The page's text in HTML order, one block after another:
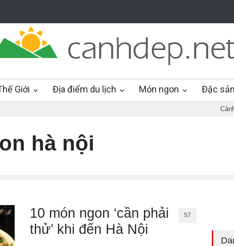
Giới Địa điểm du lịch Món ngon Đặc
hà nội
10 món ngon ‘cần phải
thử’ khi đến Hà Nội
57